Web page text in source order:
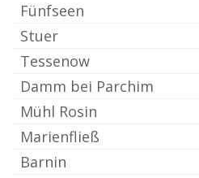
Fünfseen
Stuer
Tessenow
Damm bei Parchim
Mühl Rosin
Marienfließ
Barnin